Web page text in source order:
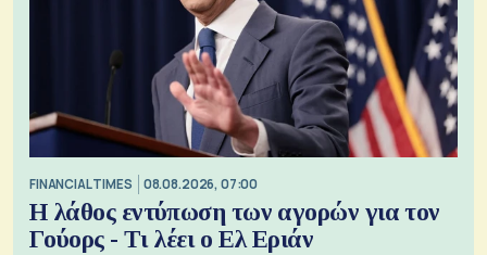
FINANCIAL TIMES 08.08.2026, 07:00
Η λάθος εντύπωση των αγορών για τον
Γούορς - Τι λέει ο Ελ Εριάν